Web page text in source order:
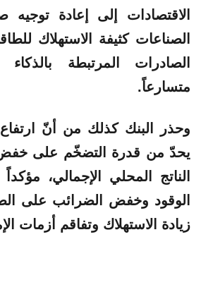
الاقتصادات إلى إعادة توجيه
الصناعات كثيفة الاستهلاك
الصادرات المرتبطة بالذكاء
متسارعاً.
وحذر البنك كذلك من أنّ
يحدّ من قدرة التضخّم على
الناتج المحلي الإجمالي،
الوقود وخفض الضرائب على
زيادة الاستهلاك وتفاقم أزمات